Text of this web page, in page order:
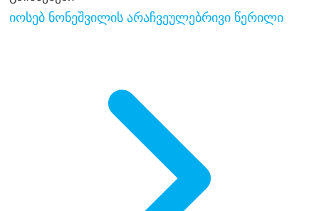
იოსებ ნონეშვილის არაჩვეულებრივი წერილი